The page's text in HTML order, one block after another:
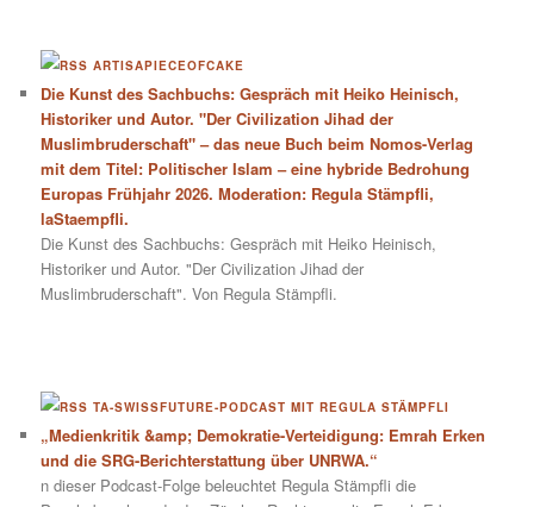
ARTISAPIECEOFCAKE
Die Kunst des Sachbuchs: Gespräch mit Heiko Heinisch,
Historiker und Autor. "Der Civilization Jihad der
Muslimbruderschaft" – das neue Buch beim Nomos-Verlag
mit dem Titel: Politischer Islam – eine hybride Bedrohung
Europas Frühjahr 2026. Moderation: Regula Stämpfli,
laStaempfli.
Die Kunst des Sachbuchs: Gespräch mit Heiko Heinisch,
Historiker und Autor. "Der Civilization Jihad der
Muslimbruderschaft". Von Regula Stämpfli.
TA-SWISSFUTURE-PODCAST MIT REGULA STÄMPFLI
„Medienkritik &amp; Demokratie-Verteidigung: Emrah Erken
und die SRG-Berichterstattung über UNRWA.“
n dieser Podcast-Folge beleuchtet Regula Stämpfli die